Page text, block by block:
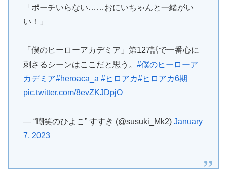
「ポーチいらない……おにいちゃんと一緒がい
い！」
「僕のヒーローアカデミア」第127話で一番心に
刺さるシーンはここだと思う。 #僕のヒーローア
カデミア#heroaca_a #ヒロアカ#ヒロアカ6期
pic.twitter.com/8evZKJDpjO
— “嘲笑のひよこ” すすき (@susuki_Mk2) January
7, 2023